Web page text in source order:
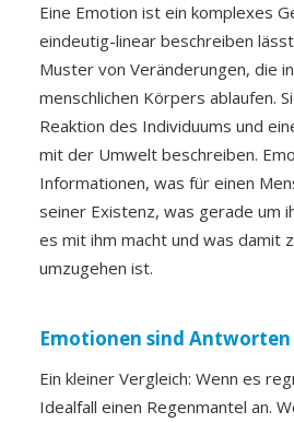
Eine Emotion ist ein komplexes
eindeutig-linear beschreiben
Muster von Veränderungen, die
menschlichen Körpers ablaufen.
Reaktion des Individuums und
mit der Umwelt beschreiben.
Informationen, was für einen
seiner Existenz, was gerade um
es mit ihm macht und was damit
umzugehen ist.
Emotionen sind Antworten
Ein kleiner Vergleich: Wenn es
Idealfall einen Regenmantel an.